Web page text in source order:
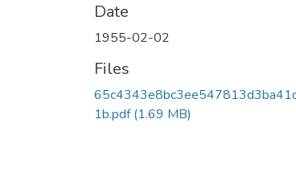
Date
1955-02-02
Files
1b.pdf(1.69 MB)